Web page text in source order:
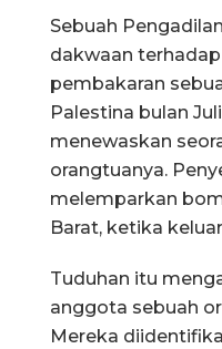
Sebuah
dakwaan
pembakaran
Palestina bulan
menewaskan
orangtuanya.
melemparkan
Barat, ketika
Tuduhan itu
anggota sebuah
Mereka